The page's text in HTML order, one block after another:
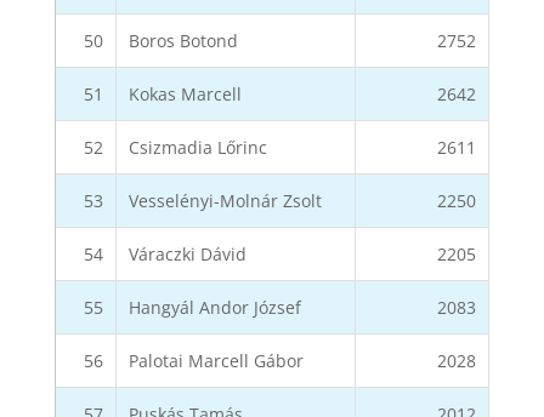
50 Boros Botond 2752
51 Kokas Marcell 2642
52 Csizmadia Lőrinc 2611
53 Vesselényi-Molnár Zsolt 2250
54 Váraczki Dávid 2205
55 Hangyál Andor József 2083
56 Palotai Marcell Gábor 2028